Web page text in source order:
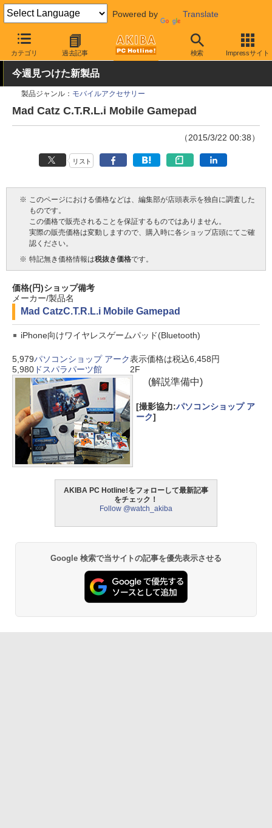
Powered by Translate
カテゴリ 過去記事 検索 Impressサイト
AKIBA PC Hotline! モバイル スマホアクセサリ スマホ用ゲー
今週見つけた新製品
製品ジャンル： モバイルアクセサリー
Mad Catz C.T.R.L.i Mobile Gamepad
（2015/3/22 00:38）
リスト
※ このページにおける価格などは、編集部が店頭表示を独自に調査した
ものです。
この価格で販売されることを保証するものではありません。
実際の販売価格は変動しますので、購入時に各ショップ店頭にてご確
認ください。
※ 特記無き価格情報は税抜き価格です。
価格(円)ショップ備考
メーカー/製品名
Mad CatzC.T.R.L.i Mobile Gamepad
iPhone向けワイヤレスゲームパッド(Bluetooth)
5,979パソコンショップ アーク表示価格は税込6,458円
5,980 ドスパラパーツ館 2F
(解説準備中)
[撮影協力:パソコンショップ ア
ーク]
AKIBA PC Hotline!をフォローして最新記事
をチェック！
Follow @watch_akiba
Google 検索で当サイトの記事を優先表示させる